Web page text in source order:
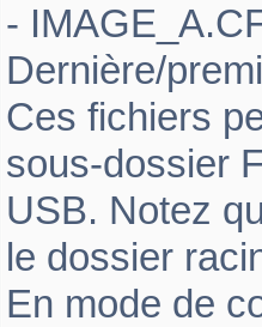
-
Dernière/
Ces fichiers
sous-dossier
USB. Notez
le dossier
En mode de